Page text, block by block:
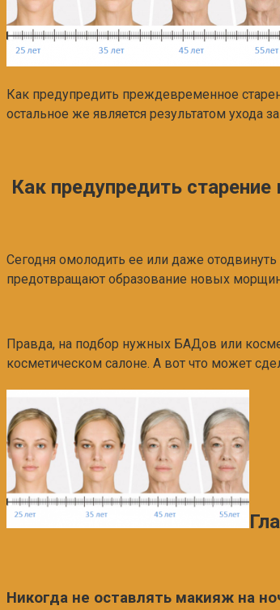
Как предупредить преждевременное
остальное же является результатом
Как предупредить
Сегодня омолодить ее или даже
предотвращают образование новых
Правда, на подбор нужных БАДов или
косметическом салоне. А вот что может
Никогда не оставлять макияж на